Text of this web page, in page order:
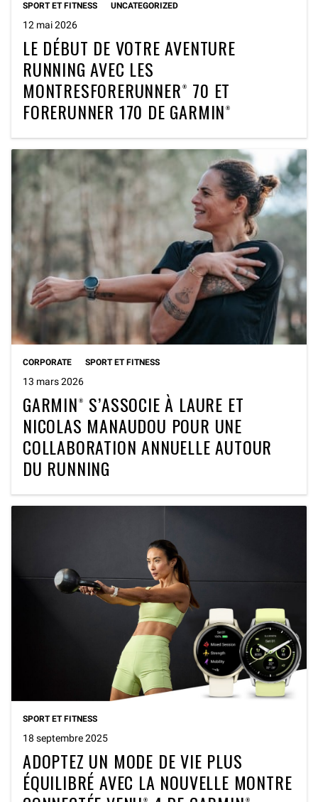
SPORT ET FITNESS UNCATEGORIZED
12 mai 2026
LE DÉBUT DE VOTRE AVENTURE
RUNNING AVEC LES
MONTRESFORERUNNER® 70 ET
FORERUNNER 170 DE GARMIN®
CORPORATE SPORT ET FITNESS
13 mars 2026
GARMIN® S’ASSOCIE À LAURE ET
NICOLAS MANAUDOU POUR UNE
COLLABORATION ANNUELLE AUTOUR
DU RUNNING
SPORT ET FITNESS
18 septembre 2025
ADOPTEZ UN MODE DE VIE PLUS
ÉQUILIBRÉ AVEC LA NOUVELLE MONTRE